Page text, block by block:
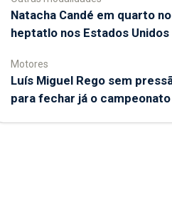
Natacha Candé em quarto no
heptatlo nos Estados Unidos
Motores
Luís Miguel Rego sem
para fechar já o campeonato